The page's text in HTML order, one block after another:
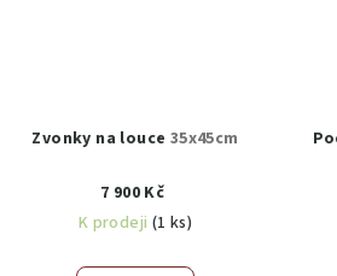
Zvonky na louce 35x45cm
7 900 Kč
K prodeji (1 ks)